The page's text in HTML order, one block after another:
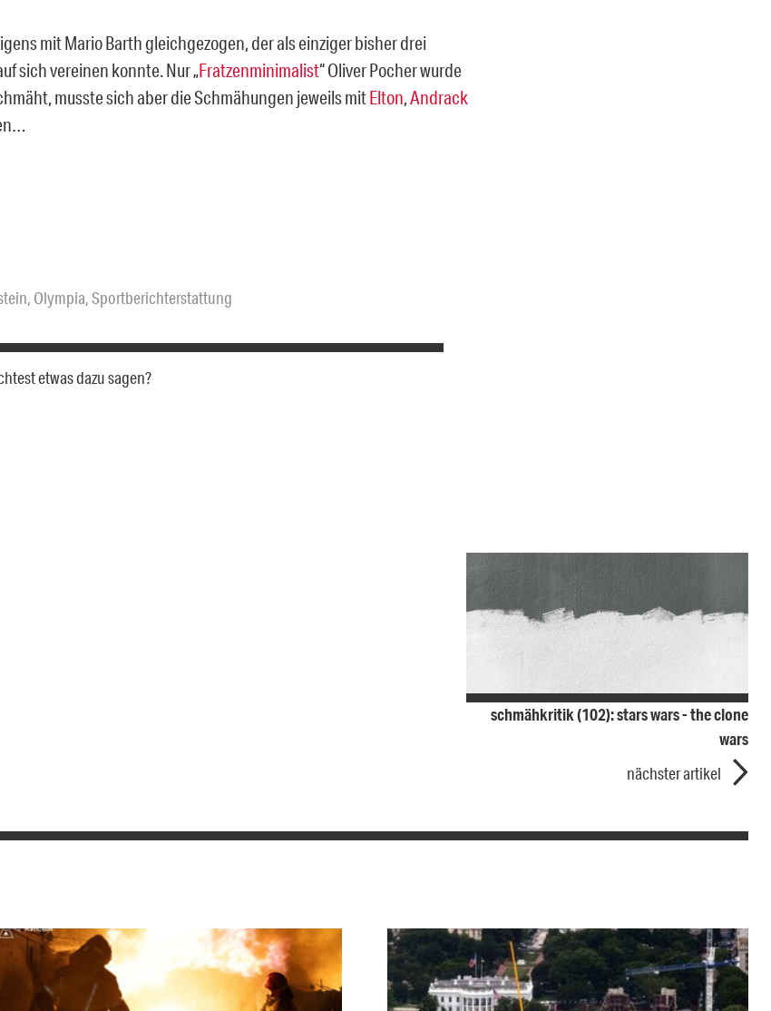
mit Mario Barth gleichgezogen, der als einziger bisher drei
sich vereinen konnte. Nur „Fratzenminimalist“ Oliver Pocher wurde
musste sich aber die Schmähungen jeweils mitElton,Andrack
, Olympia,Sportberichterstattung
etwas dazu sagen?
schmähkritik (102): stars wars - the clone
wars
nächster artikel